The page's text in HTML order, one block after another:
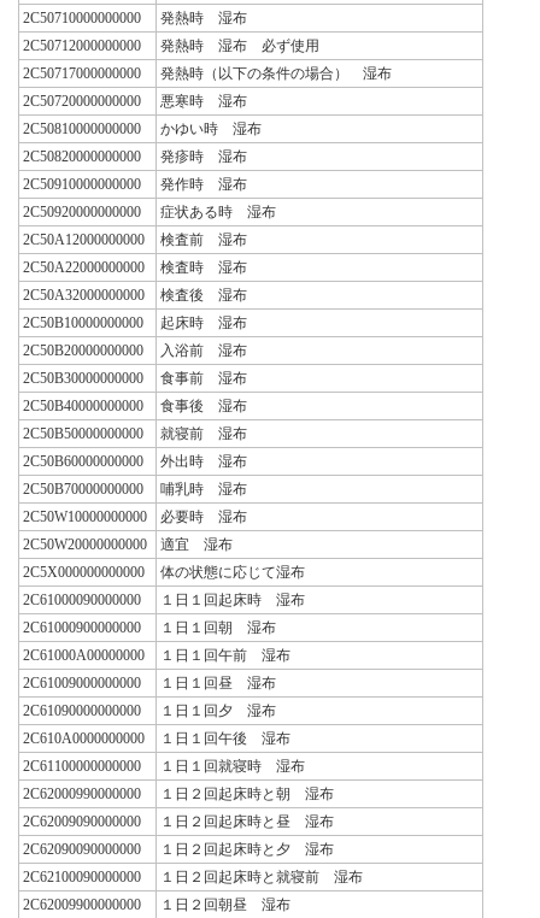
2C50710000000000
発熱時 湿布
2C50712000000000
発熱時 湿布 必ず使用
2C50717000000000
発熱時（以下の条件の場合） 湿布
2C50720000000000
悪寒時 湿布
2C50810000000000
かゆい時 湿布
2C50820000000000
発疹時 湿布
2C50910000000000
発作時 湿布
2C50920000000000
症状ある時 湿布
2C50A12000000000
検査前 湿布
2C50A22000000000
検査時 湿布
2C50A32000000000
検査後 湿布
2C50B10000000000
起床時 湿布
2C50B20000000000
入浴前 湿布
2C50B30000000000
食事前 湿布
2C50B40000000000
食事後 湿布
2C50B50000000000
就寝前 湿布
2C50B60000000000
外出時 湿布
2C50B70000000000
哺乳時 湿布
2C50W10000000000
必要時 湿布
2C50W20000000000
適宜 湿布
2C5X000000000000
体の状態に応じて湿布
2C61000090000000
１日１回起床時 湿布
2C61000900000000
１日１回朝 湿布
2C61000A00000000
１日１回午前 湿布
2C61009000000000
１日１回昼 湿布
2C61090000000000
１日１回夕 湿布
2C610A0000000000
１日１回午後 湿布
2C61100000000000
１日１回就寝時 湿布
2C62000990000000
１日２回起床時と朝 湿布
2C62009090000000
１日２回起床時と昼 湿布
2C62090090000000
１日２回起床時と夕 湿布
2C62100090000000
１日２回起床時と就寝前 湿布
2C62009900000000
１日２回朝昼 湿布